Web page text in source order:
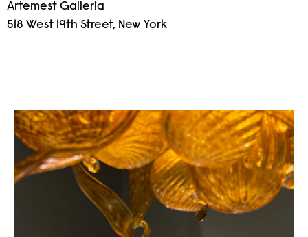
Artemest Galleria
518 West 19th Street, New York